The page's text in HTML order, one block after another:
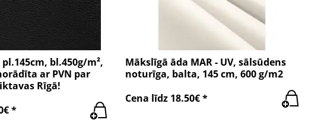
bl.450g/m²,
ar PVN par
Rīgā!
*
Mākslīgā āda MAR - UV, sālsūdens
noturīga, balta, 145 cm, 600 g/m2
Cena līdz 18.50€ *